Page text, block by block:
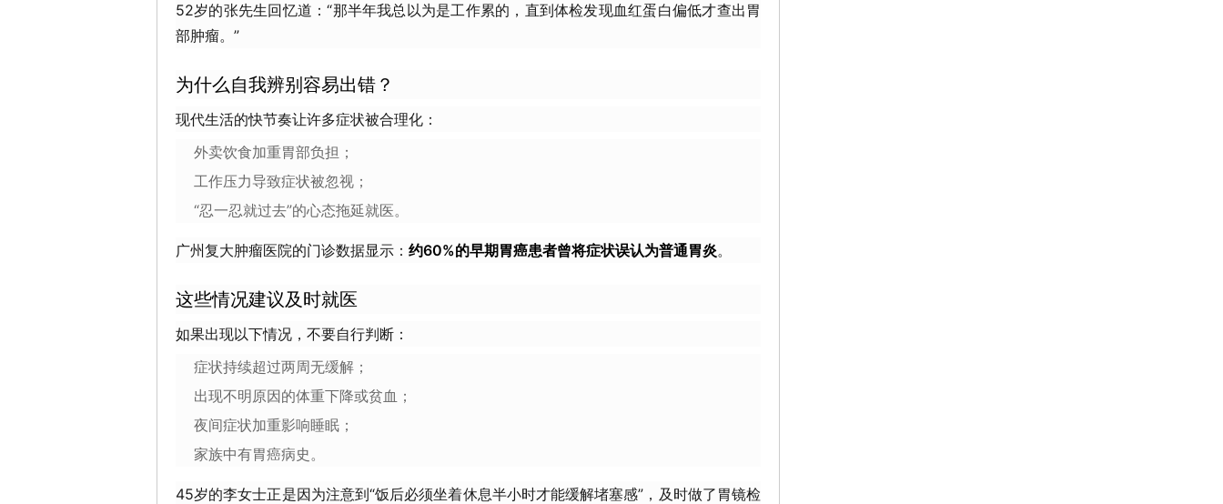
52岁的张先生回忆道：“那半年我总以为是工作累的，直到体检发现血红蛋白偏低才查出胃
部肿瘤。”
为什么自我辨别容易出错？
现代生活的快节奏让许多症状被合理化：
外卖饮食加重胃部负担；
工作压力导致症状被忽视；
“忍一忍就过去”的心态拖延就医。
广州复大肿瘤医院的门诊数据显示： 约60%的早期胃癌患者曾将症状误认为普通胃炎。
这些情况建议及时就医
如果出现以下情况，不要自行判断：
症状持续超过两周无缓解；
出现不明原因的体重下降或贫血；
夜间症状加重影响睡眠；
家族中有胃癌病史。
45岁的李女士正是因为注意到“饭后必须坐着休息半小时才能缓解堵塞感”，及时做了胃镜检